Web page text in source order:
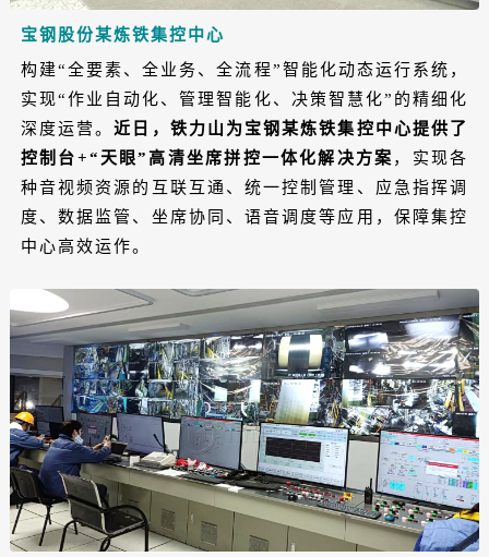
宝钢股份某炼铁集控中心
构建“全要素、全业务、全流程”智能化动态运行系统，
实现“作业自动化、管理智能化、决策智慧化”的精细化
深度运营。近日，铁力山为宝钢某炼铁集控中心提供了
控制台+“天眼”高清坐席拼控一体化解决方案 ，实现各
种音视频资源的互联互通、统一控制管理、应急指挥调
度、数据监管、坐席协同、语音调度等应用，保障集控
中心高效运作。